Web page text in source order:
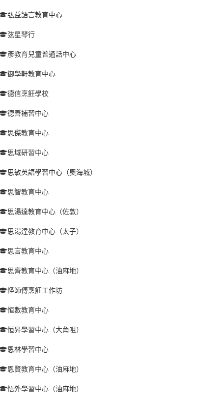
弘益語言教育中心
弦星琴行
彥教育兒童普通話中心
御學軒教育中心
德信烹飪學校
德善補習中心
思傑教育中心
思域研習中心
思敏英語學習中心（奧海城）
思智教育中心
思湯達教育中心（佐敦）
思湯達教育中心（太子）
思言教育中心
思齊教育中心（油麻地）
怪師傅烹飪工作坊
恒數教育中心
恒昇學習中心（大角咀）
恩林學習中心
恩賢教育中心（油麻地）
悟外學習中心（油麻地）